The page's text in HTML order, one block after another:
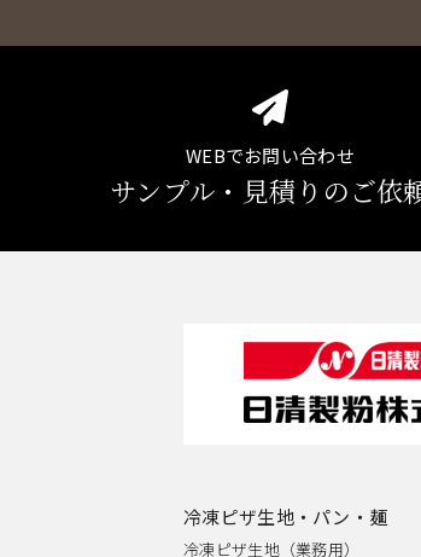
WEBでお問い合わせ
サンプル・見積りのご依
冷凍ピザ生地・パン・麺
冷凍ピザ生地（業務用）